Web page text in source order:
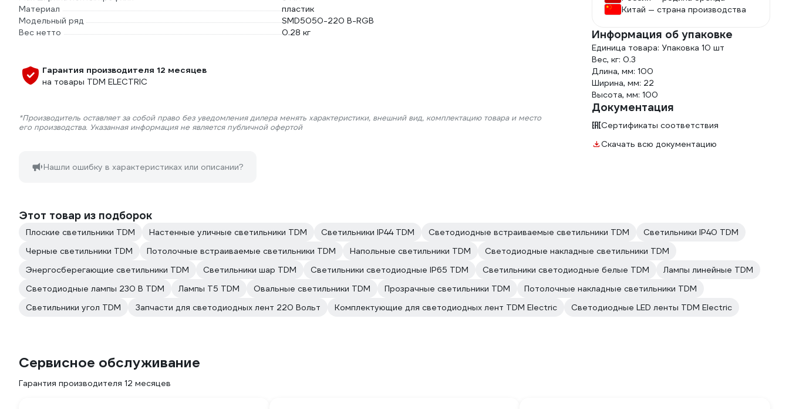
Материал
пластик
Модельный ряд
SMD5050-220 В-RGB
Вес нетто
0.28 кг
Гарантия производителя 12 месяцев
на товары TDM ELECTRIC
*Производитель оставляет за собой право без уведомления дилера менять характеристики, внешний вид, комплектацию товара и место
его производства. Указанная информация не является публичной офертой
Нашли ошибку в характеристиках или описании?
Китай — страна производства
Информация об упаковке
Единица товара: Упаковка 10 шт
Вес, кг: 0.3
Длина, мм: 100
Ширина, мм: 22
Высота, мм: 100
Документация
Сертификаты соответствия
Скачать всю документацию
Этот товар из подборок
Плоские светильники TDM Настенные уличные светильники TDM Светильники IP44 TDM Светодиодные встраиваемые светильники TDM
Светильники IP40 TDM
Черные светильники TDM
Потолочные встраиваемые светильники TDM Напольные светильники TDM
Светодиодные накладные светильники TDM
Энергосберегающие светильники TDM
Светильники шар TDM Светильники светодиодные IP65 TDM Светильники светодиодные белые TDM
Лампы линейные TDM
Светодиодные лампы 230 В TDM
Лампы T5 TDM Овальные светильники TDM Прозрачные светильники TDM
Потолочные накладные светильники TDM
Светильники угол TDM
Запчасти для светодиодных лент 220 Вольт Комплектующие для светодиодных лент TDM Electric Светодиодные LED ленты TDM Electric
Сервисное обслуживание
Гарантия производителя 12 месяцев